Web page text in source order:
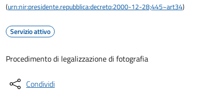
(urn:nir:presidente.repubblica:decreto:2000-12-28;445~art34)
Servizio attivo
Procedimento di legalizzazione di fotografia
Condividi